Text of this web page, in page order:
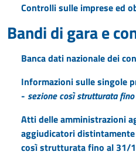
Controlli sulle imprese ed
Bandi di gara e
Banca dati nazionale dei
Informazioni sulle singole
- sezione così strutturata
Atti delle amministrazioni
aggiudicatori
così strutturata fino al 31/